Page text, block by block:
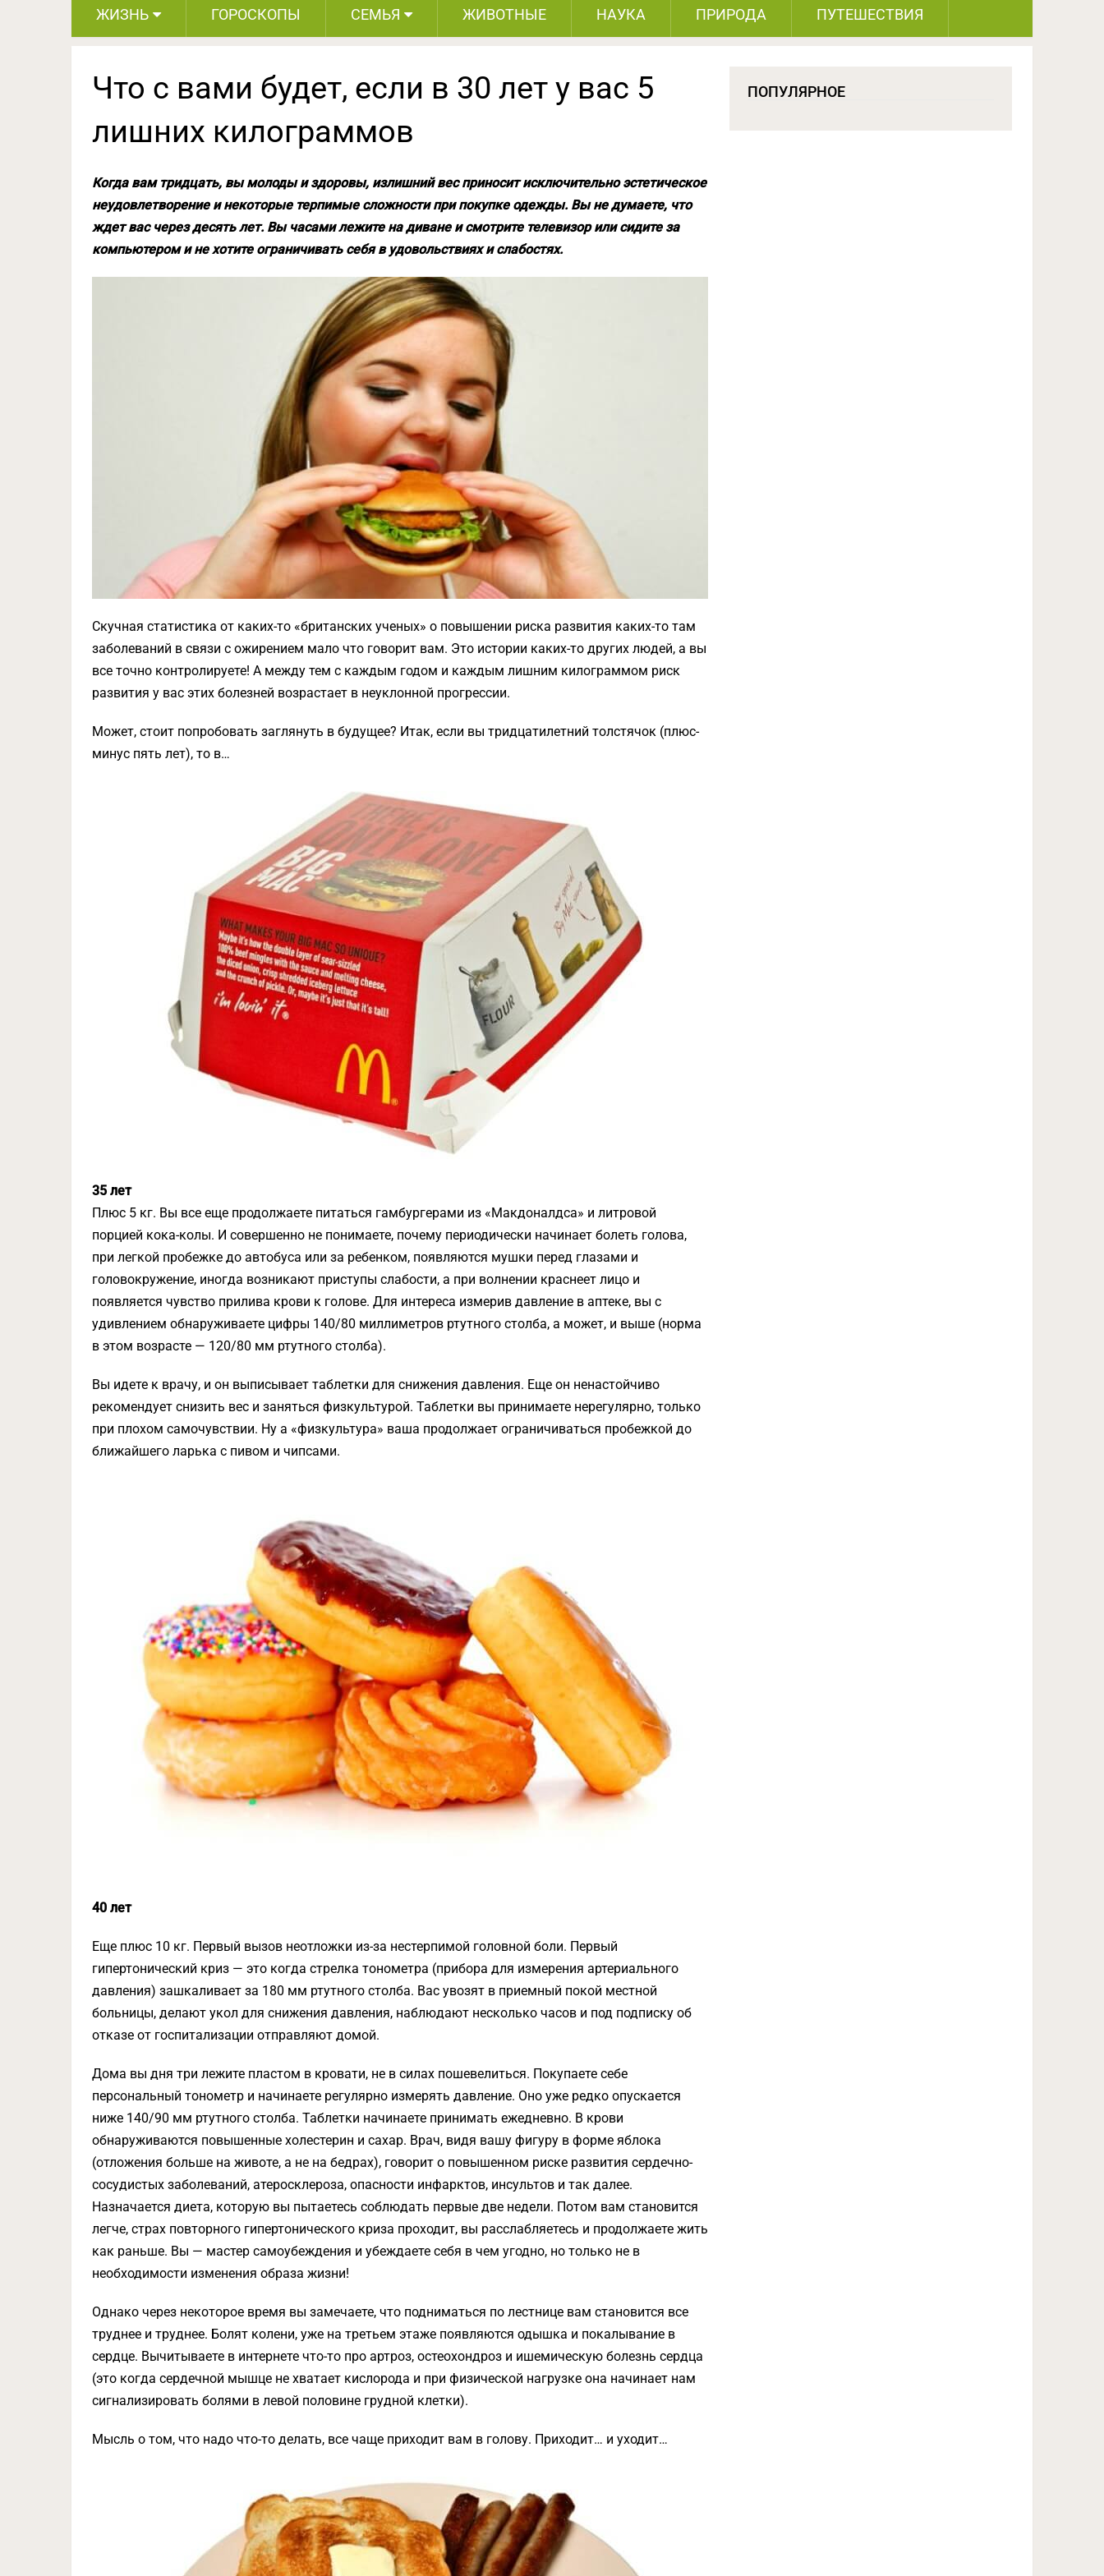
ЖИЗНЬ ГОРОСКОПЫ СЕМЬЯ ЖИВОТНЫЕ НАУКА ПРИРОДА ПУТЕШЕСТВИЯ
Что с вами будет, если в 30 лет у вас 5
лишних килограммов
Когда вам тридцать, вы молоды и здоровы, излишний вес приносит исключительно эстетическое
неудовлетворение и некоторые терпимые сложности при покупке одежды. Вы не думаете, что
ждет вас через десять лет. Вы часами лежите на диване и смотрите телевизор или сидите за
компьютером и не хотите ограничивать себя в удовольствиях и слабостях.
Скучная статистика от каких-то «британских ученых» о повышении риска развития каких-то там
заболеваний в связи с ожирением мало что говорит вам. Это истории каких-то других людей, а вы
все точно контролируете! А между тем с каждым годом и каждым лишним килограммом риск
развития у вас этих болезней возрастает в неуклонной прогрессии.
Может, стоит попробовать заглянуть в будущее? Итак, если вы тридцатилетний толстячок (плюс-
минус пять лет), то в…
35 лет
Плюс 5 кг. Вы все еще продолжаете питаться гамбургерами из «Макдоналдса» и литровой
порцией кока-колы. И совершенно не понимаете, почему периодически начинает болеть голова,
при легкой пробежке до автобуса или за ребенком, появляются мушки перед глазами и
головокружение, иногда возникают приступы слабости, а при волнении краснеет лицо и
появляется чувство прилива крови к голове. Для интереса измерив давление в аптеке, вы с
удивлением обнаруживаете цифры 140/80 миллиметров ртутного столба, а может, и выше (норма
в этом возрасте — 120/80 мм ртутного столба).
Вы идете к врачу, и он выписывает таблетки для снижения давления. Еще он ненастойчиво
рекомендует снизить вес и заняться физкультурой. Таблетки вы принимаете нерегулярно, только
при плохом самочувствии. Ну а «физкультура» ваша продолжает ограничиваться пробежкой до
ближайшего ларька с пивом и чипсами.
40 лет
Еще плюс 10 кг. Первый вызов неотложки из-за нестерпимой головной боли. Первый
гипертонический криз — это когда стрелка тонометра (прибора для измерения артериального
давления) зашкаливает за 180 мм ртутного столба. Вас увозят в приемный покой местной
больницы, делают укол для снижения давления, наблюдают несколько часов и под подписку об
отказе от госпитализации отправляют домой.
Дома вы дня три лежите пластом в кровати, не в силах пошевелиться. Покупаете себе
персональный тонометр и начинаете регулярно измерять давление. Оно уже редко опускается
ниже 140/90 мм ртутного столба. Таблетки начинаете принимать ежедневно. В крови
обнаруживаются повышенные холестерин и сахар. Врач, видя вашу фигуру в форме яблока
(отложения больше на животе, а не на бедрах), говорит о повышенном риске развития сердечно-
сосудистых заболеваний, атеросклероза, опасности инфарктов, инсультов и так далее.
Назначается диета, которую вы пытаетесь соблюдать первые две недели. Потом вам становится
легче, страх повторного гипертонического криза проходит, вы расслабляетесь и продолжаете жить
как раньше. Вы — мастер самоубеждения и убеждаете себя в чем угодно, но только не в
необходимости изменения образа жизни!
Однако через некоторое время вы замечаете, что подниматься по лестнице вам становится все
труднее и труднее. Болят колени, уже на третьем этаже появляются одышка и покалывание в
сердце. Вычитываете в интернете что-то про артроз, остеохондроз и ишемическую болезнь сердца
(это когда сердечной мышце не хватает кислорода и при физической нагрузке она начинает нам
сигнализировать болями в левой половине грудной клетки).
Мысль о том, что надо что-то делать, все чаще приходит вам в голову. Приходит… и уходит…
ПОПУЛЯРНОЕ